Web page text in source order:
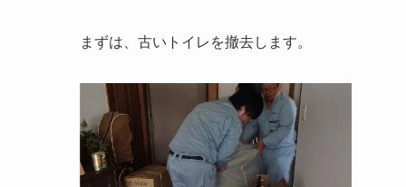
まずは、古いトイレを撤去します。